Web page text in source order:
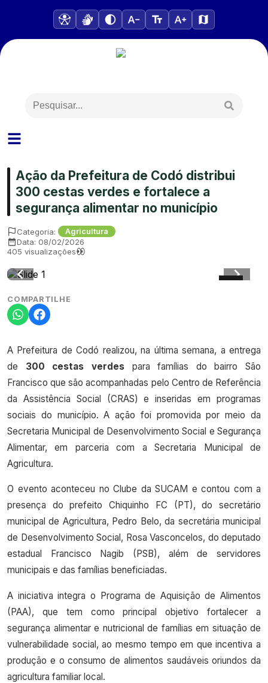
Ação da Prefeitura de Codó distribui
300 cestas verdes e fortalece a
segurança alimentar no município
Categoria: Agricultura
Data: 08/02/2026
405 visualizações
COMPARTILHE
A Prefeitura de Codó realizou, na última semana, a entrega
de 300 cestas verdespara famílias do bairro São
Francisco que são acompanhadas pelo Centro de Referência
da Assistência Social (CRAS) e inseridas em programas
sociais do município. A ação foi promovida por meio da
Secretaria Municipal de Desenvolvimento Social e Segurança
Alimentar, em parceria com a Secretaria Municipal de
Agricultura.
O evento aconteceu no Clube da SUCAM e contou com a
presença do prefeito Chiquinho FC (PT), do secretário
municipal de Agricultura, Pedro Belo, da secretária municipal
de Desenvolvimento Social, Rosa Vasconcelos, do deputado
estadual Francisco Nagib (PSB), além de servidores
municipais e das famílias beneficiadas.
A iniciativa integra o Programa de Aquisição de Alimentos
(PAA), que tem como principal objetivo fortalecer a
segurança alimentar e nutricional de famílias em situação de
vulnerabilidade social, ao mesmo tempo em que incentiva a
produção e o consumo de alimentos saudáveis oriundos da
agricultura familiar local.